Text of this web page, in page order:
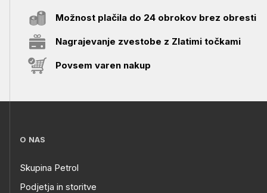
Možnost plačila do 24 obrokov brez obresti
Nagrajevanje zvestobe z Zlatimi točkami
Povsem varen nakup
O NAS
Skupina Petrol
Podjetja in storitve